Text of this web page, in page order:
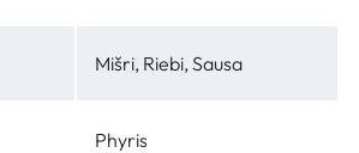
Mišri, Riebi, Sausa
Phyris